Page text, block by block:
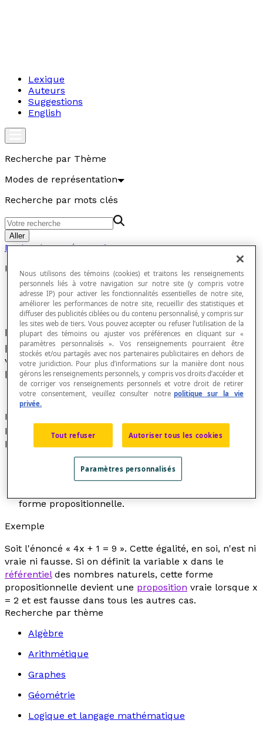
Lexique
Auteurs
Suggestions
English
Recherche par Thème
Modes de représentation
Recherche par mots clés
Aller
Modes de représentation
Forme propositionnelle
Énoncé mathématique qui comprend une ou
plusieurs variables et qui est vrai pour certaines
valeurs attribuées à ces variables et faux dans
les autres cas.
L'ensemble de définition des variables d'une forme
propositionnelle s'appelle le
référentiel
de cette forme
propositionnelle.
Une expression comme « 3x– 5 = 7 » est une forme
propositionnelle appelée une équation.
forme propositionnelle.
Exemple
Soit l'énoncé « 4x + 1 = 9 ». Cette égalité, en soi, n'est ni
vraie ni fausse. Si on définit la variable x dans le
référentieldes nombres naturels, cette forme
propositionnelle devient une proposition vraie lorsque x
= 2 et est fausse dans tous les autres cas.
Recherche par thème
Algèbre
Arithmétique
Graphes
Géométrie
Logique et langage mathématique
Nous utilisons des témoins (cookies) et traitons les renseignements
personnels liés à votre navigation sur notre site (y compris votre
adresse IP) pour activer les fonctionnalités essentielles de notre site,
améliorer les performances de notre site, recueillir des statistiques et
diffuser des publicités ciblées ou du contenu personnalisé, y compris sur
les sites web de tiers. Vous pouvez accepter ou refuser l’utilisation de la
plupart des témoins ou ajuster vos préférences en cliquant sur «
paramètres personnalisés ». Vos renseignements pourraient être
stockés et/ou partagés avec nos partenaires publicitaires en dehors de
votre juridiction. Pour plus d’informations sur la manière dont nous
gérons les renseignements personnels, y compris vos droits d’accéder et
de corriger vos renseignements personnels et votre droit de retirer
votre consentement, veuillez consulter notre politique sur la vie
privée.
Tout refuser Autoriser tous les cookies
Paramètres personnalisés